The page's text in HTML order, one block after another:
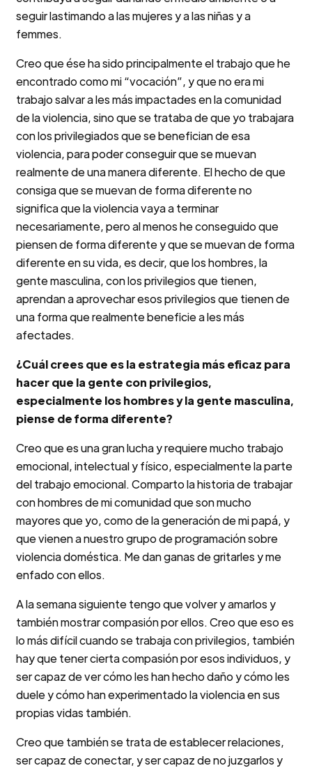
seguir lastimando a las mujeres y a las niñas y a
femmes.
Creo que ése ha sido principalmente el trabajo que he
encontrado como mi “vocación”, y que no era mi
trabajo salvar a les más impactades en la comunidad
de la violencia, sino que se trataba de que yo trabajara
con los privilegiados que se benefician de esa
violencia, para poder conseguir que se muevan
realmente de una manera diferente. El hecho de que
consiga que se muevan de forma diferente no
significa que la violencia vaya a terminar
necesariamente, pero al menos he conseguido que
piensen de forma diferente y que se muevan de forma
diferente en su vida, es decir, que los hombres, la
gente masculina, con los privilegios que tienen,
aprendan a aprovechar esos privilegios que tienen de
una forma que realmente beneficie a les más
afectades.
¿Cuál crees que es la estrategia más eficaz para
hacer que la gente con privilegios,
especialmente los hombres y la gente masculina,
piense de forma diferente?
Creo que es una gran lucha y requiere mucho trabajo
emocional, intelectual y físico, especialmente la parte
del trabajo emocional. Comparto la historia de trabajar
con hombres de mi comunidad que son mucho
mayores que yo, como de la generación de mi papá, y
que vienen a nuestro grupo de programación sobre
violencia doméstica. Me dan ganas de gritarles y me
enfado con ellos.
A la semana siguiente tengo que volver y amarlos y
también mostrar compasión por ellos. Creo que eso es
lo más difícil cuando se trabaja con privilegios, también
hay que tener cierta compasión por esos individuos, y
ser capaz de ver cómo les han hecho daño y cómo les
duele y cómo han experimentado la violencia en sus
propias vidas también.
Creo que también se trata de establecer relaciones,
ser capaz de conectar, y ser capaz de no juzgarlos y